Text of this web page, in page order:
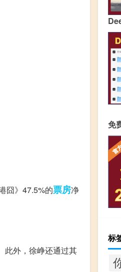
囧》47.5%的票房净
此外，徐峥还通过其
免
标